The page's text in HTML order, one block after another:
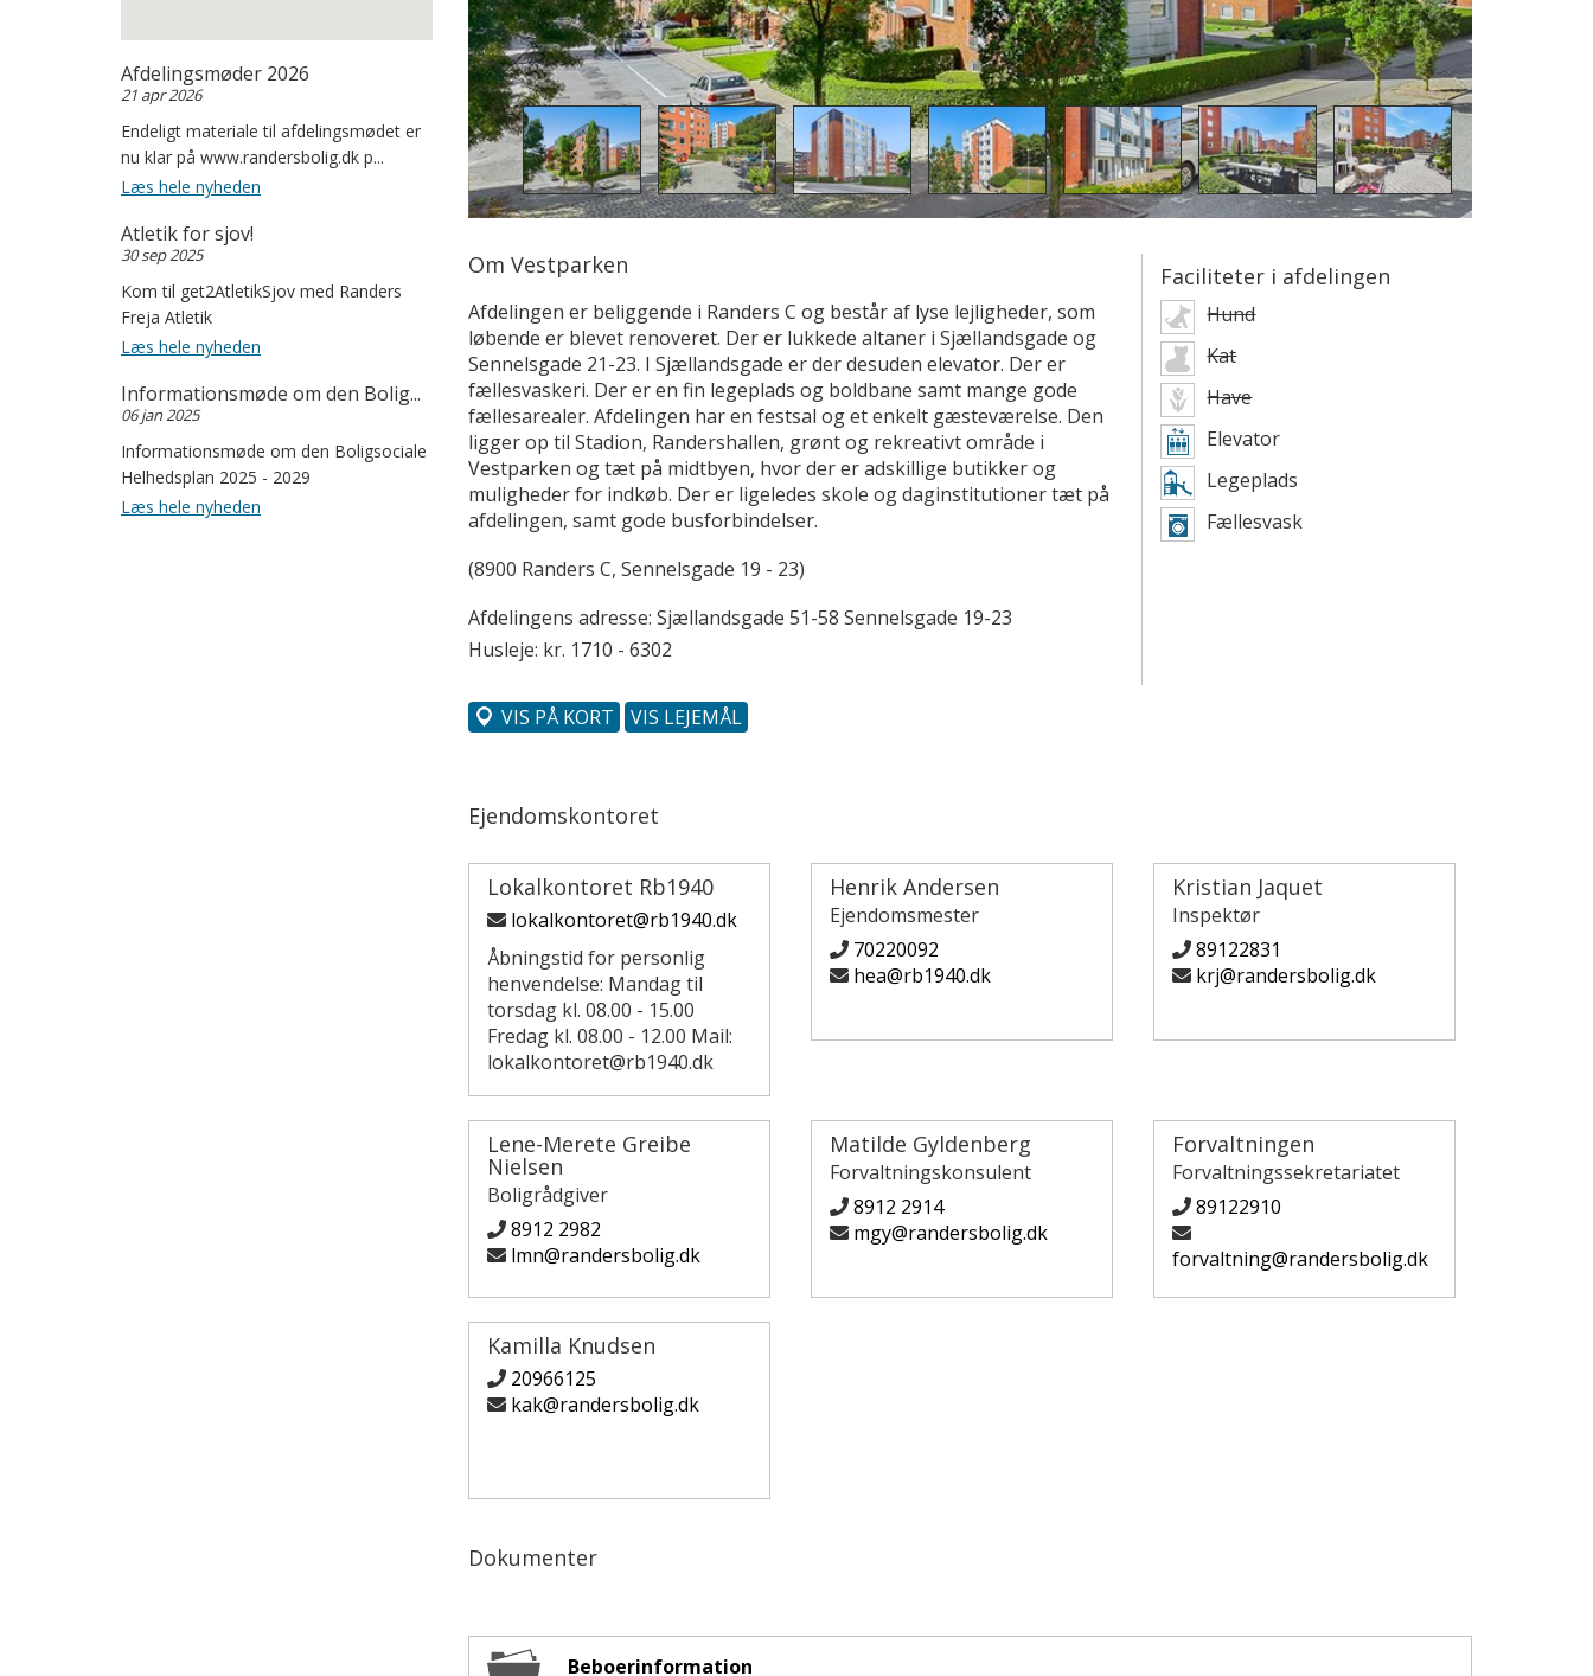
Afdelingsmøder 2026
21 apr 2026
Endeligt materiale til afdelingsmødet er
nu klar på www.randersbolig.dk p...
Læs hele nyheden
Atletik for sjov!
30 sep 2025
Kom til get2AtletikSjov med Randers
Freja Atletik
Læs hele nyheden
Informationsmøde om den Bolig...
06 jan 2025
Informationsmøde om den Boligsociale
Helhedsplan 2025 - 2029
Læs hele nyheden
Om Vestparken
Afdelingen er beliggende i Randers C og består af lyse lejligheder, som
løbende er blevet renoveret. Der er lukkede altaner i Sjællandsgade og
Sennelsgade 21-23. I Sjællandsgade er der desuden elevator. Der er
fællesvaskeri. Der er en fin legeplads og boldbane samt mange gode
fællesarealer. Afdelingen har en festsal og et enkelt gæsteværelse. Den
ligger op til Stadion, Randershallen, grønt og rekreativt område i
Vestparken og tæt på midtbyen, hvor der er adskillige butikker og
muligheder for indkøb. Der er ligeledes skole og daginstitutioner tæt på
afdelingen, samt gode busforbindelser.
(8900 Randers C, Sennelsgade 19 - 23)
Afdelingens adresse: Sjællandsgade 51-58 Sennelsgade 19-23
Husleje: kr. 1710 - 6302
Faciliteter i afdelingen
Hund
Kat
Have
Elevator
Legeplads
Fællesvask
VIS PÅ KORT VIS LEJEMÅL
Ejendomskontoret
Lokalkontoret Rb1940
lokalkontoret@rb1940.dk
Åbningstid for personlig
henvendelse: Mandag til
torsdag kl. 08.00 - 15.00
Fredag kl. 08.00 - 12.00 Mail:
lokalkontoret@rb1940.dk
Henrik Andersen
Ejendomsmester
70220092
hea@rb1940.dk
Kristian Jaquet
Inspektør
89122831
krj@randersbolig.dk
Lene-Merete Greibe
Nielsen
Boligrådgiver
8912 2982
lmn@randersbolig.dk
Matilde Gyldenberg
Forvaltningskonsulent
8912 2914
mgy@randersbolig.dk
Forvaltningen
Forvaltningssekretariatet
89122910
forvaltning@randersbolig.dk
Kamilla Knudsen
20966125
kak@randersbolig.dk
Dokumenter
Beboerinformation